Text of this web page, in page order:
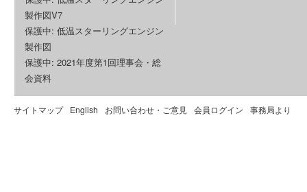
製作図V7
保護中: 低温スターリングエンジン
製作図
保護中: 2021年度第1回理事会・総
会資料
サイトマップ English お問い合わせ・ご意見 会員ログイン 事務局より